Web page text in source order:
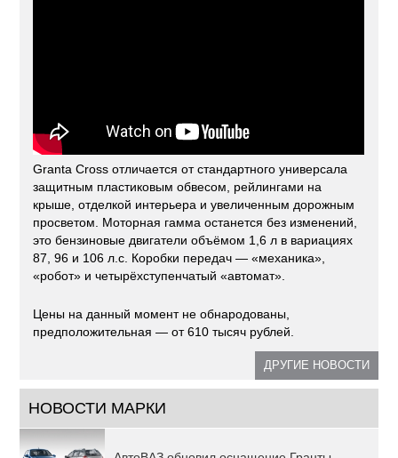
Granta Cross отличается от стандартного универсала
защитным пластиковым обвесом, рейлингами на
крыше, отделкой интерьера и увеличенным дорожным
просветом. Моторная гамма останется без изменений,
это бензиновые двигатели объёмом 1,6 л в вариациях
87, 96 и 106 л.с. Коробки передач — «механика»,
«робот» и четырёхступенчатый «автомат».
Цены на данный момент не обнародованы,
предположительная — от 610 тысяч рублей.
ДРУГИЕ НОВОСТИ
НОВОСТИ МАРКИ